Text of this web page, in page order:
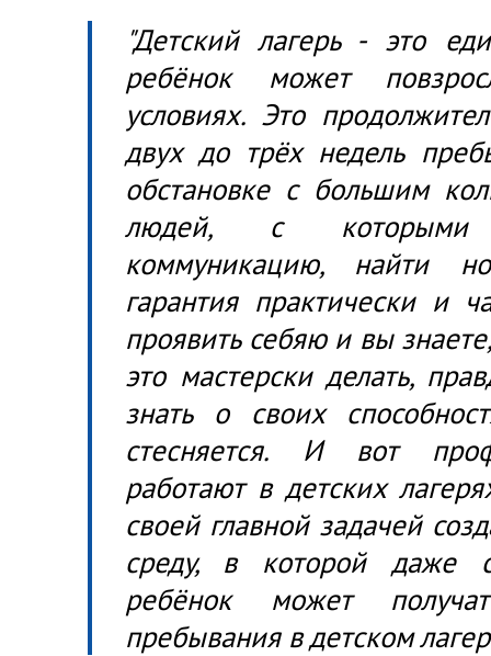
"Детский лагерь - это
ребёнок может
условиях. Это
двух до трёх недель
обстановке с большим
людей, с которыми
коммуникацию, найти
гарантия практически и
проявить себяю и вы
это мастерски делать,
знать о своих
стесняется. И вот
работают в детских
своей главной задачей
среду, в которой даже
ребёнок может
пребывания в детском